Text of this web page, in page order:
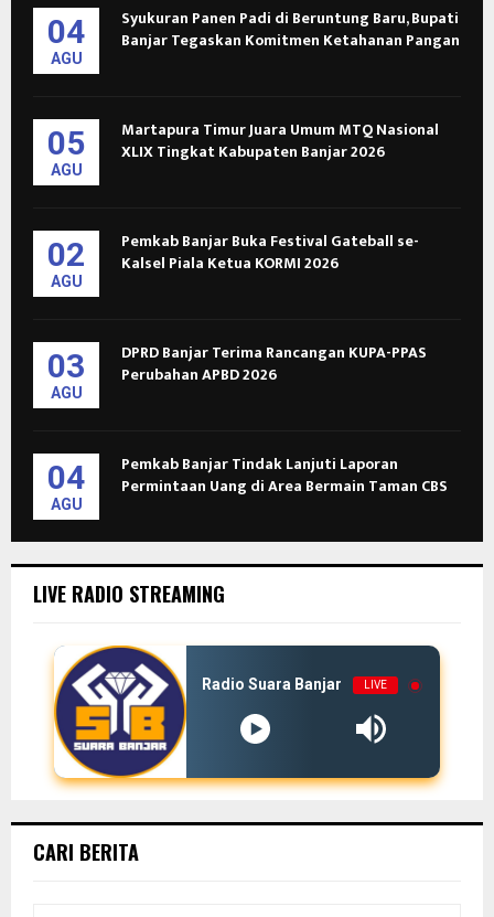
04
AGU
Syukuran Panen Padi di Beruntung Baru, Bupati
Banjar Tegaskan Komitmen Ketahanan Pangan
05
AGU
Martapura Timur Juara Umum MTQ Nasional
XLIX Tingkat Kabupaten Banjar 2026
02
AGU
Pemkab Banjar Buka Festival Gateball se-
Kalsel Piala Ketua KORMI 2026
03
AGU
DPRD Banjar Terima Rancangan KUPA-PPAS
Perubahan APBD 2026
04
AGU
Pemkab Banjar Tindak Lanjuti Laporan
Permintaan Uang di Area Bermain Taman CBS
LIVE RADIO STREAMING
Radio Suara Banjar LIVE
CARI BERITA